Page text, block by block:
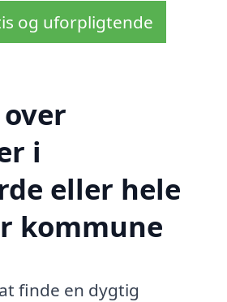
og uforpligtende
i
eller hele
kommune
finde en dygtig